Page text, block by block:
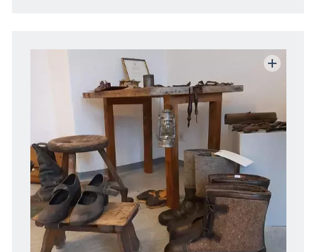
ehemalige Museen
Naturzentren, Nationalparks
Parkanlagen & Gärten
Schlösser & Burgen
Seebrücken, Molen
Sehenswertes »Dies und Das«
Steinkreise
Strandpromenaden, Flaniermeilen